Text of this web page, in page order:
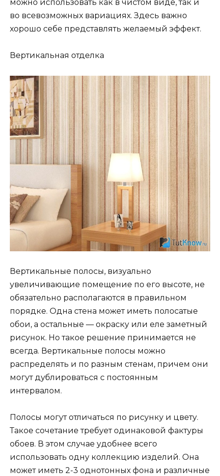
можно использовать как в чистом виде, так и
во всевозможных вариациях. Здесь важно
хорошо себе представлять желаемый эффект.
Вертикальная отделка
Вертикальные полосы, визуально
увеличивающие помещение по его высоте, не
обязательно располагаются в правильном
порядке. Одна стена может иметь полосатые
обои, а остальные — окраску или еле заметный
рисунок. Но такое решение принимается не
всегда. Вертикальные полосы можно
распределять и по разным стенам, причем они
могут дублироваться с постоянным
интервалом.
Полосы могут отличаться по рисунку и цвету.
Такое сочетание требует одинаковой фактуры
обоев. В этом случае удобнее всего
использовать одну коллекцию изделий. Она
может иметь 2-3 однотонных фона и различные